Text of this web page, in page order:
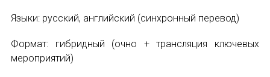
Языки: русский, английский (синхронный перевод)
Формат: гибридный (очно + трансляция ключевых
мероприятий)